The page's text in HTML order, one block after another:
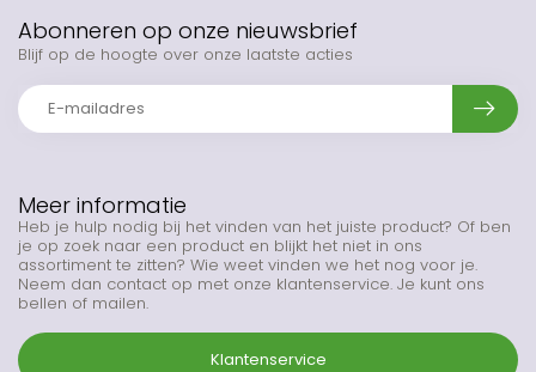
Meer informatie
Heb je hulp nodig bij het vinden van het juiste product? Of ben
je op zoek naar een product en blijkt het niet in ons
assortiment te zitten? Wie weet vinden we het nog voor je.
Neem dan contact op met onze klantenservice. Je kunt ons
bellen of mailen.
Klantenservice
Abonneren op onze nieuwsbrief
Blijf op de hoogte over onze laatste acties